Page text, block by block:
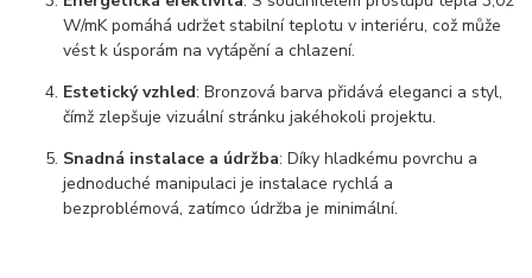
W/mK pomáhá udržet stabilní teplotu v interiéru, což může
vést k úsporám na vytápění a chlazení.
Estetický vzhled: Bronzová barva přidává eleganci a styl,
čímž zlepšuje vizuální stránku jakéhokoli projektu.
Snadná instalace a údržba: Díky hladkému povrchu a
jednoduché manipulaci je instalace rychlá a
bezproblémová, zatímco údržba je minimální.